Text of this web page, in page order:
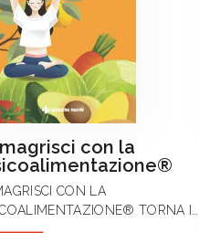
con la
CON LA
TORNA IN
VERSIONE RIVISTA E